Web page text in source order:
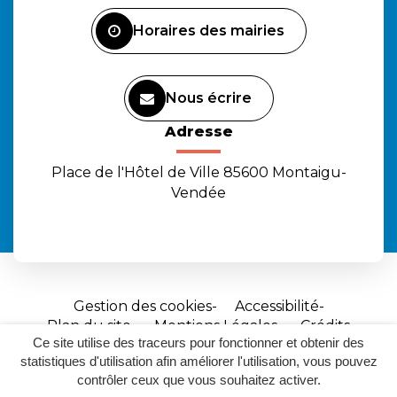
Ce site utilise des traceurs pour fonctionner et obtenir des
statistiques d'utilisation afin améliorer l'utilisation, vous pouvez
contrôler ceux que vous souhaitez activer.
Horaires des mairies
Nous écrire
Adresse
Place de l'Hôtel de Ville 85600 Montaigu-
Vendée
Gestion des cookies
Accessibilité
Plan du site
Mentions Légales
Crédits
Site
réalisé